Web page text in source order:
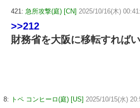
421: 急所攻撃(庭) [CN] 2025/10/16(木)
>>212
財務省を大阪に移転すれば
8: トペ コンヒーロ(庭) [US] 2025/10/15(水)